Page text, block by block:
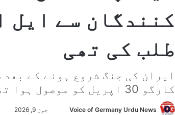
کنندگان سے ایل
طلب کی تھی
ایران کی جنگ شروع ہونے کے
کارگو 30 اپریل کو موصول ہوا تھا۔
Voice of Germany Urdu News جون 9, 2026